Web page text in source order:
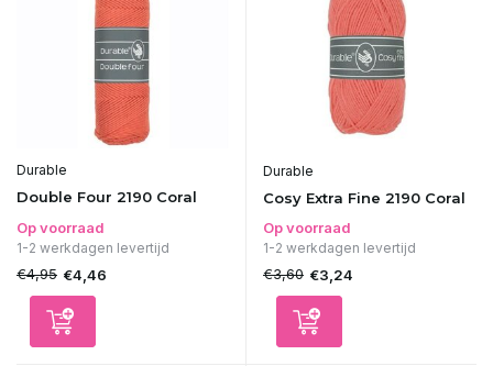
Durable
Double Four 2190 Coral
Op voorraad
1-2 werkdagen levertijd
€4,95 €4,46
Durable
Cosy Extra Fine 2190 Coral
Op voorraad
1-2 werkdagen levertijd
€3,60 €3,24